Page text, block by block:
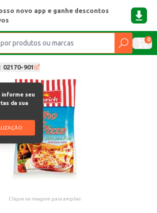
novo app e ganhe descontos
0
02170-901
informe seu
da sua
Clique na imagem para ampliar.